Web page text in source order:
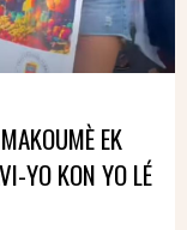
EK
YO KON YO LÉ